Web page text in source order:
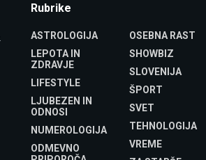
Rubrike
ASTROLOGIJA
LEPOTA IN
ZDRAVJE
LIFESTYLE
LJUBEZEN IN
ODNOSI
NUMEROLOGIJA
ODMEVNO
OSEBNA RAST
SHOWBIZ
SLOVENIJA
ŠPORT
SVET
TEHNOLOGIJA
VREME